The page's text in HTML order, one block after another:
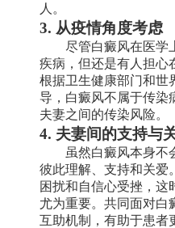
人。
3. 从疫情角度考虑
尽管白癜风在医学
疾病，但还是有人担心
根据卫生健康部门和世
导，白癜风不属于传染
夫妻之间的传染风险。
4. 夫妻间的支持与
虽然白癜风本身不
彼此理解、支持和关爱
困扰和自信心受挫，这
尤为重要。共同面对白
互助机制，有助于患者